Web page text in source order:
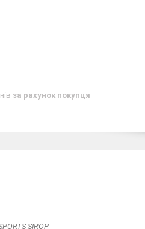
за рахунок покупця
SIROP